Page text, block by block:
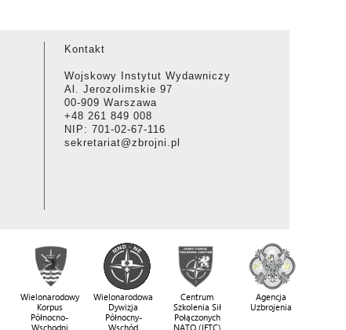
Kontakt
Wojskowy Instytut Wydawniczy
Al. Jerozolimskie 97
00-909 Warszawa
+48 261 849 008
NIP: 701-02-67-116
sekretariat@zbrojni.pl
Wielonarodowy
Korpus
Północno-
Wschodni
Wielonarodowa
Dywizja
Północny-
Wschód
Centrum
Szkolenia Sił
Połączonych
NATO (JFTC)
Agencja
Uzbrojenia